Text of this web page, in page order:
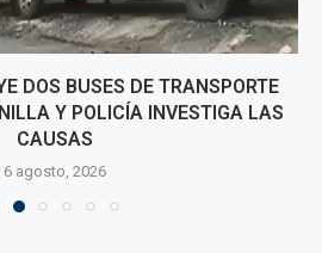
DOS BUSES DE TRANSPORTE
Y POLICÍA INVESTIGA LAS
CAUSAS
6 agosto, 2026